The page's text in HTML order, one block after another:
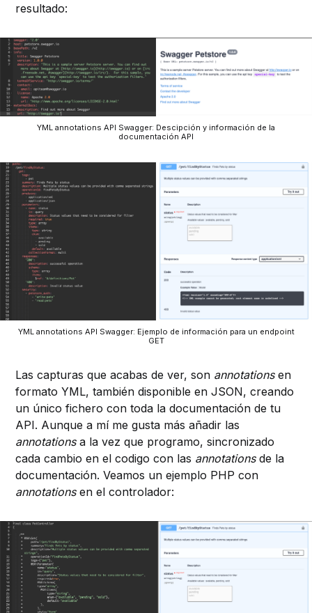
resultado:
YML annotations API Swagger: Descipción y información de la
documentación API
YML annotations API Swagger: Ejemplo de información para un endpoint
GET
Las capturas que acabas de ver, son annotationsen
formato YML, también disponible en JSON, creando
un único fichero con toda la documentación de tu
API. Aunque a mí me gusta más añadir las
annotationsa la vez que programo, sincronizado
cada cambio en el codigo con las annotationsde la
documentación. Veamos un ejemplo PHP con
annotationsen el controlador: